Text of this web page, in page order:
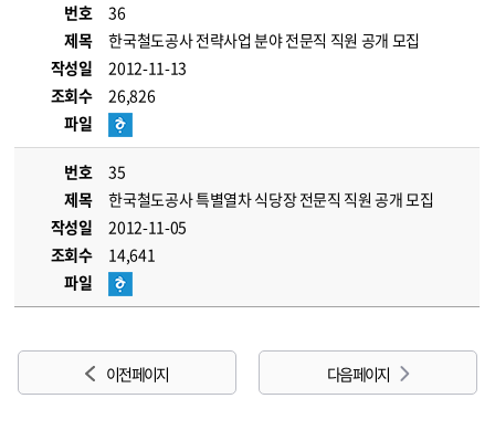
번호
36
제목
한국철도공사 전략사업 분야 전문직 직원 공개 모집
작성일
2012-11-13
조회수
26,826
파일
번호
35
제목
한국철도공사 특별열차 식당장 전문직 직원 공개 모집
작성일
2012-11-05
조회수
14,641
파일
이전 페이지 다음 페이지